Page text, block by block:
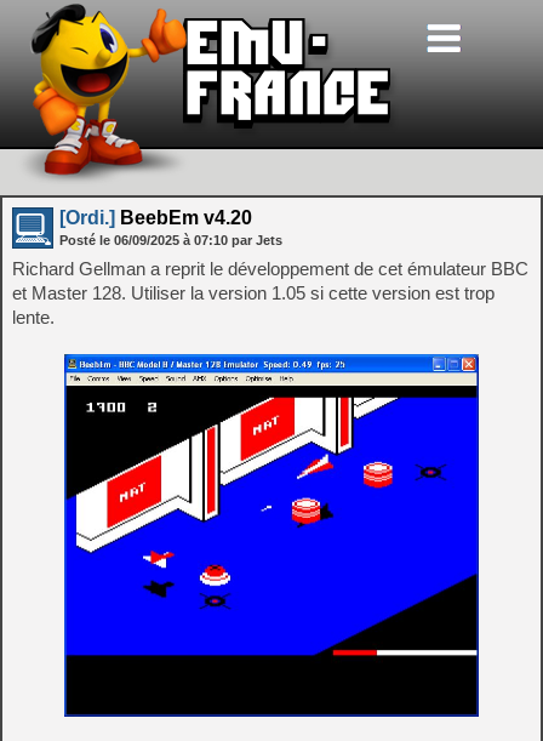
[Ordi.] BeebEm v4.20
Posté le 06/09/2025 à 07:10 par Jets
Richard Gellman a reprit le développement de cet émulateur BBC
et Master 128. Utiliser la version 1.05 si cette version est trop
lente.